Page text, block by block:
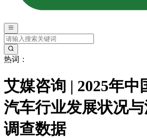
热词：
艾媒咨询 | 2025年中
汽车行业发展状况
调查数据